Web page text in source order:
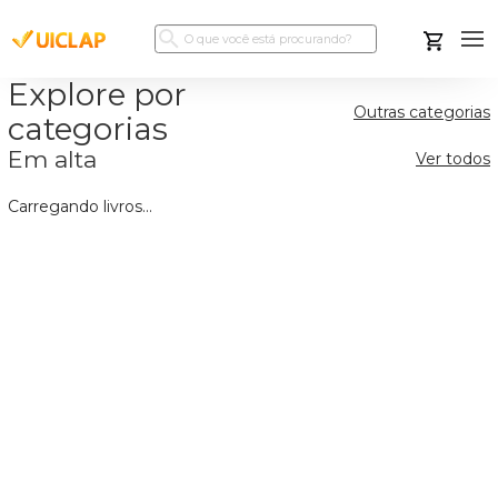
Explore por
categorias
Outras categorias
Em alta Ver todos
Carregando livros...